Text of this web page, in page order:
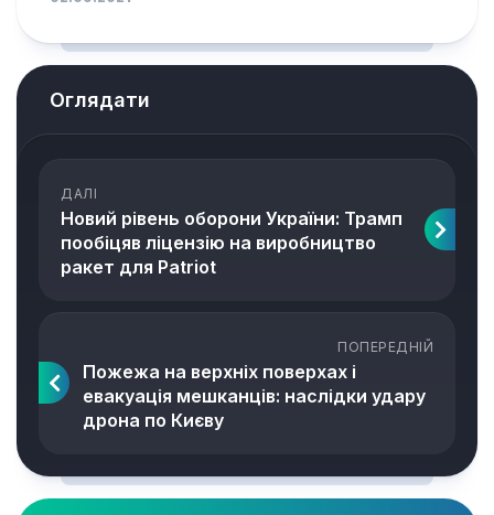
Оглядати
ДАЛІ
Новий рівень оборони України: Трамп
пообіцяв ліцензію на виробництво
ракет для Patriot
ПОПЕРЕДНІЙ
Пожежа на верхніх поверхах і
евакуація мешканців: наслідки удару
дрона по Києву